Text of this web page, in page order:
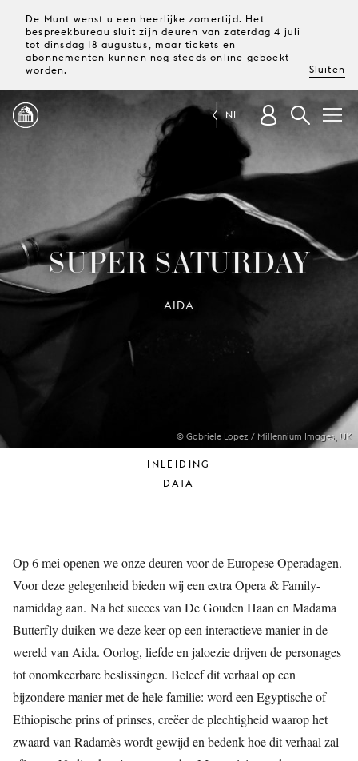
De Munt wenst u een heerlijke zomertijd. Het
bespreekbureau sluit zijn deuren van zaterdag 4 juli
tot dinsdag 18 augustus, maar tickets en
abonnementen kunnen nog steeds online geboekt
worden.
Sluiten
PROGRAMMA
TICKETS &
BEZOEK
MUNT
NL
© Gabriele Lopez / Millennium Images, UK
SUPER SATURDAY
AIDA
INLEIDING
DATA
Op 6 mei openen we onze deuren voor de Europese Operadagen.
Voor deze gelegenheid bieden wij een extra Opera & Family-
namiddag aan. Na het succes van De Gouden Haan en Madama
Butterfly duiken we deze keer op een interactieve manier in de
wereld van Aida. Oorlog, liefde en jaloezie drijven de personages
tot onomkeerbare beslissingen. Beleef dit verhaal op een
bijzondere manier met de hele familie: word een Egyptische of
Ethiopische prins of prinses, creëer de plechtigheid waarop het
zwaard van Radamès wordt gewijd en bedenk hoe dit verhaal zal